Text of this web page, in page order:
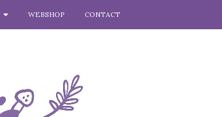
WEBSHOP CONTACT